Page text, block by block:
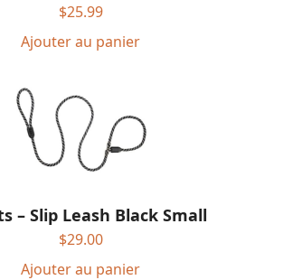
$25.99
Ajouter au panier
– Slip Leash Black Small
$29.00
Ajouter au panier